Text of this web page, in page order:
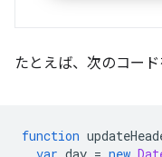
たとえば、次のコー
function